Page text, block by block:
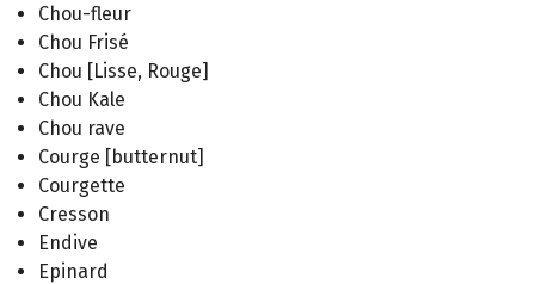
Chou-fleur
Chou Frisé
Chou [Lisse, Rouge]
Chou Kale
Chou rave
Courge [butternut]
Courgette
Cresson
Endive
Epinard